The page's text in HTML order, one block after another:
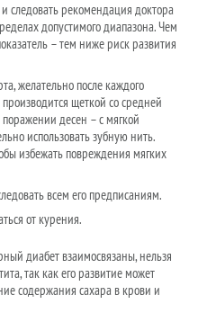
следовать рекомендация доктора
допустимого диапазона. Чем
– тем ниже риск развития
желательно после каждого
щеткой со средней
десен – с мягкой
использовать зубную нить.
избежать повреждения мягких
всем его предписаниям.
от курения.
диабет взаимосвязаны, нельзя
так как его развитие может
содержания сахара в крови и